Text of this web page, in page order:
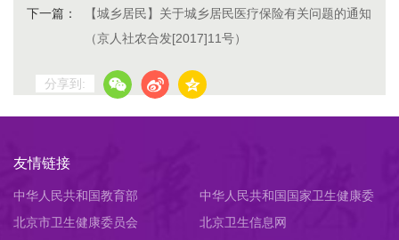
下一篇：
【城乡居民】关于城乡居民医疗保险有关问题的通知
（京人社农合发[2017]11号）
分享到:
友情链接
中华人民共和国教育部
中华人民共和国国家卫生健康委
员会
北京市卫生健康委员会
北京卫生信息网